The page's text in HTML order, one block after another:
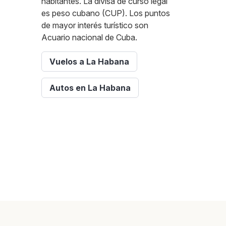
es peso cubano (CUP). Los puntos
de mayor interés turístico son
Acuario nacional de Cuba.
Vuelos a La Habana
Autos en La Habana